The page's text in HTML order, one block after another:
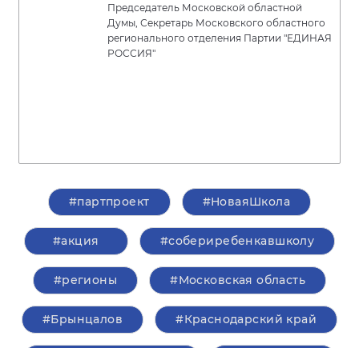
Председатель Московской областной
Думы, Секретарь Московского областного
регионального отделения Партии "ЕДИНАЯ
РОССИЯ"
#партпроект #НоваяШкола
#акция #собериребенкавшколу
#регионы #Московская область
#Брынцалов #Краснодарский край